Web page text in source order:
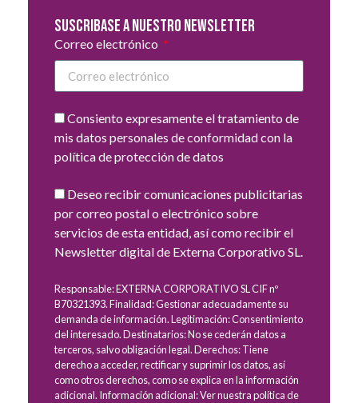
Suscribase a nuestro newsletter
Correo electrónico
Consiento expresamente el tratamiento de
mis datos personales de conformidad con la
política de protección de datos
Deseo recibir comunicaciones publicitarias
por correo postal o electrónico sobre
servicios de esta entidad, así como recibir el
Newsletter digital de Externa Corporativo SL.
Responsable: EXTERNA CORPORATIVO SL CIF nº
B70321393. Finalidad: Gestionar adecuadamente su
demanda de información. Legitimación: Consentimiento
del interesado. Destinatarios: No se cederán datos a
terceros, salvo obligación legal. Derechos: Tiene
derecho a acceder, rectificar y suprimir los datos, así
como otros derechos, como se explica en la información
adicional. Información adicional: Ver nuestra política de